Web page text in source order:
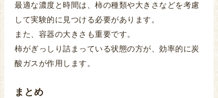
最適な濃度と時間は、柿の種類や大きさなどを考慮
して実験的に見つける必要があります。
また、容器の大きさも重要です。
柿がぎっしり詰まっている状態の方が、効率的に炭
酸ガスが作用します。
まとめ